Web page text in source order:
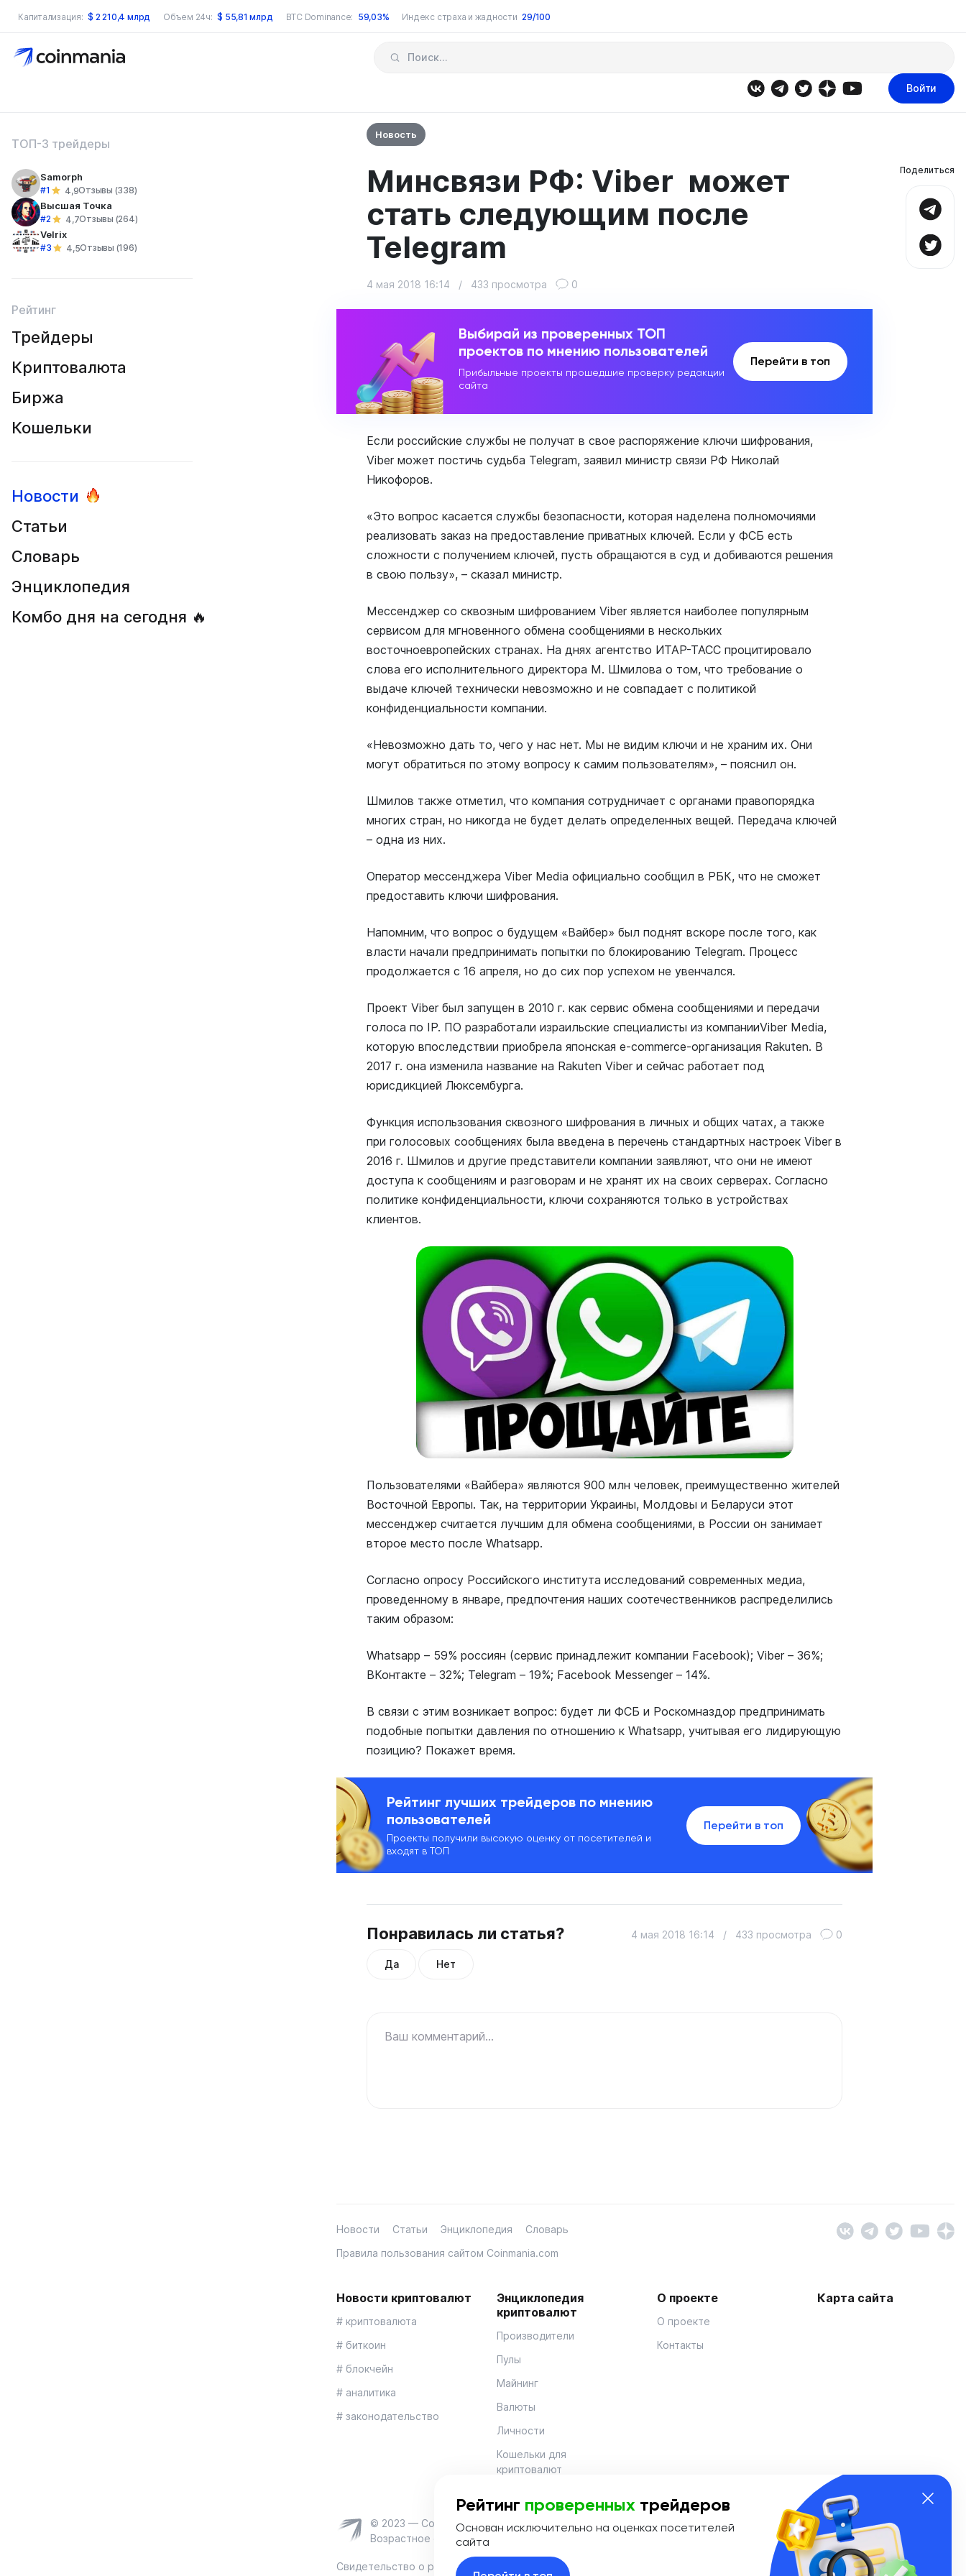
Капитализация: $ 2 210,4 млрд Объем 24ч: $ 55,81 млрд BTC Dominance: 59,03% Индекс страха и жадности 29/100
по сайту
Войти
ТОП-3 трейдеры
Samorph
#1 4,9Отзывы (338)
Высшая Точка
#2 4,7Отзывы (264)
Velrix
#3 4,5Отзывы (196)
Рейтинг
Трейдеры
Криптовалюта
Биржа
Кошельки
Новости
Статьи
Словарь
Энциклопедия
Комбо дня на сегодня 🔥
Новость
Минсвязи РФ: Viber может
стать следующим после
Telegram
4 мая 2018 16:14 / 433 просмотра 0
Выбирай из проверенных ТОП
проектов по мнению пользователей
Прибыльные проекты прошедшие проверку редакции
сайта
Перейти в топ
Если российские службы не получат в свое распоряжение ключи шифрования,
Viber может постичь судьба Telegram, заявил министр связи РФ Николай
Никофоров.
«Это вопрос касается службы безопасности, которая наделена полномочиями
реализовать заказ на предоставление приватных ключей. Если у ФСБ есть
сложности с получением ключей, пусть обращаются в суд и добиваются решения
в свою пользу», – сказал министр.
Мессенджер со сквозным шифрованием Viber является наиболее популярным
сервисом для мгновенного обмена сообщениями в нескольких
восточноевропейских странах. На днях агентство ИТАР-ТАСС процитировало
слова его исполнительного директора М. Шмилова о том, что требование о
выдаче ключей технически невозможно и не совпадает с политикой
конфиденциальности компании.
«Невозможно дать то, чего у нас нет. Мы не видим ключи и не храним их. Они
могут обратиться по этому вопросу к самим пользователям», – пояснил он.
Шмилов также отметил, что компания сотрудничает с органами правопорядка
многих стран, но никогда не будет делать определенных вещей. Передача ключей
– одна из них.
Оператор мессенджера Viber Media официально сообщил в РБК, что не сможет
предоставить ключи шифрования.
Напомним, что вопрос о будущем «Вайбер» был поднят вскоре после того, как
власти начали предпринимать попытки по блокированию Telegram. Процесс
продолжается с 16 апреля, но до сих пор успехом не увенчался.
Проект Viber был запущен в 2010 г. как сервис обмена сообщениями и передачи
голоса по IP. ПО разработали израильские специалисты из компанииViber Media,
которую впоследствии приобрела японская e-commerce-организация Rakuten. В
2017 г. она изменила название на Rakuten Viber и сейчас работает под
юрисдикцией Люксембурга.
Функция использования сквозного шифрования в личных и общих чатах, а также
при голосовых сообщениях была введена в перечень стандартных настроек Viber в
2016 г. Шмилов и другие представители компании заявляют, что они не имеют
доступа к сообщениям и разговорам и не хранят их на своих серверах. Согласно
политике конфиденциальности, ключи сохраняются только в устройствах
клиентов.
Пользователями «Вайбера» являются 900 млн человек, преимущественно жителей
Восточной Европы. Так, на территории Украины, Молдовы и Беларуси этот
мессенджер считается лучшим для обмена сообщениями, в России он занимает
второе место после Whatsapp.
Согласно опросу Российского института исследований современных медиа,
проведенному в январе, предпочтения наших соотечественников распределились
таким образом:
Whatsapp – 59% россиян (сервис принадлежит компании Facebook); Viber – 36%;
ВКонтакте – 32%; Telegram – 19%; Facebook Messenger – 14%.
В связи с этим возникает вопрос: будет ли ФСБ и Роскомназдор предпринимать
подобные попытки давления по отношению к Whatsapp, учитывая его лидирующую
позицию? Покажет время.
Рейтинг лучших трейдеров по мнению
пользователей
Проекты получили высокую оценку от посетителей и
входят в ТОП
Перейти в топ
Понравилась ли статья?
Да Нет
4 мая 2018 16:14 / 433 просмотра 0
Ваш комментарий...
Поделиться
Новости Статьи Энциклопедия
Словарь
Правила пользования сайтом Coinmania.com
Новости криптовалют
# криптовалюта
# биткоин
# блокчейн
# аналитика
# законодательство
Энциклопедия
криптовалют
Производители
Пулы
Майнинг
Валюты
Личности
Кошельки для
криптовалют
О проекте
О проекте
Контакты
Карта сайта
© 2023 — Coinmania
Возрастное ограничение 16+
Свидетельство о регистрации средства массовой информации Эл № ФС 77-74908 от «25» января 2019 г. Выдано
Рейтинг проверенных трейдеров
Основан исключительно на оценках посетителей
сайта